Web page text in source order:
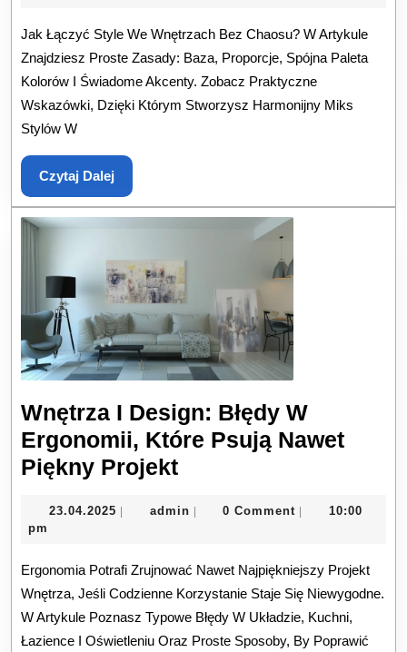
Łączyć
Style
Bez
Chaosu
Jak Łączyć Style We Wnętrzach Bez Chaosu? W Artykule
Znajdziesz Proste Zasady: Baza, Proporcje, Spójna Paleta
Kolorów I Świadome Akcenty. Zobacz Praktyczne
Wskazówki, Dzięki Którym Stworzysz Harmonijny Miks
Stylów W
Czytaj DalejCzytaj
Dalej
Wnętrza I Design: Błędy W
Ergonomii, Które Psują Nawet
Piękny ProjektWnętrza
Design:
W
Ergonomii,
Które
23.04.2025 23.04.2025
| adminadmin
| 0 Comment |
10:00
pm
Ergonomia Potrafi Zrujnować Nawet Najpiękniejszy Projekt
Wnętrza, Jeśli Codzienne Korzystanie Staje Się Niewygodne.
W Artykule Poznasz Typowe Błędy W Układzie, Kuchni,
Łazience I Oświetleniu Oraz Proste Sposoby, By Poprawić